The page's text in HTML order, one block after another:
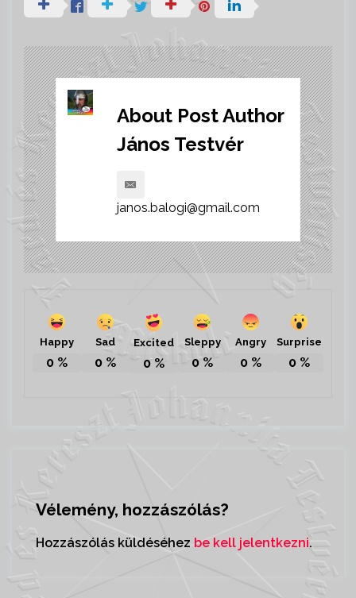
About Post Author
János Testvér
janos.balogi@gmail.com
Happy
0 %
Sad
0 %
Excited
0 %
Sleppy
0 %
Angry
0 %
Surprise
0 %
Vélemény, hozzászólás?
Hozzászólás küldéséhez be kell jelentkezni.